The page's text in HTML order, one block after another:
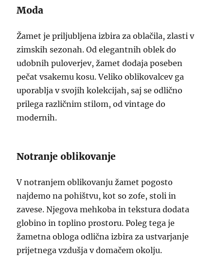
Moda
Žamet je priljubljena izbira za oblačila, zlasti v
zimskih sezonah. Od elegantnih oblek do
udobnih puloverjev, žamet dodaja poseben
pečat vsakemu kosu. Veliko oblikovalcev ga
uporablja v svojih kolekcijah, saj se odlično
prilega različnim stilom, od vintage do
modernih.
Notranje oblikovanje
V notranjem oblikovanju žamet pogosto
najdemo na pohištvu, kot so zofe, stoli in
zavese. Njegova mehkoba in tekstura dodata
globino in toplino prostoru. Poleg tega je
žametna obloga odlična izbira za ustvarjanje
prijetnega vzdušja v domačem okolju.